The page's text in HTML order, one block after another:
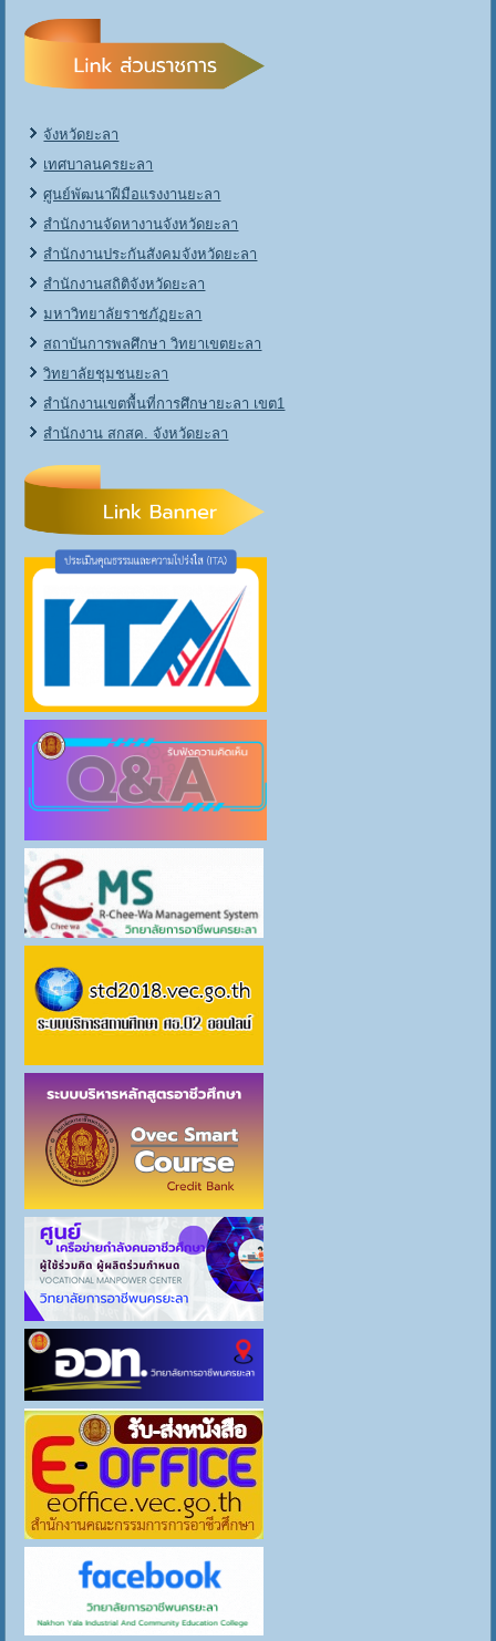
จังหวัดยะลา
เทศบาลนครยะลา
ศูนย์พัฒนาฝีมือแรงงานยะลา
สำนักงานจัดหางานจังหวัดยะลา
สำนักงานประกันสังคมจังหวัดยะลา
สำนักงานสถิติจังหวัดยะลา
มหาวิทยาลัยราชภัฏยะลา
สถาบันการพลศึกษา วิทยาเขตยะลา
วิทยาลัยชุมชนยะลา
สำนักงานเขตพื้นที่การศึกษายะลา เขต1
สำนักงาน สกสค. จังหวัดยะลา